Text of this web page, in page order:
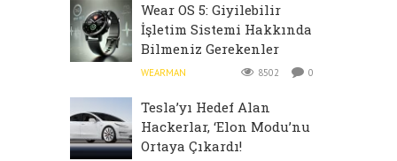
Wear OS 5: Giyilebilir
İşletim Sistemi Hakkında
Bilmeniz Gerekenler
WEARMAN 8502 0
Tesla’yı Hedef Alan
Hackerlar, ‘Elon Modu’nu
Ortaya Çıkardı!